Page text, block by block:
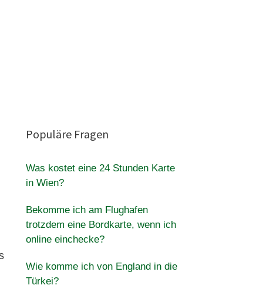
Populäre Fragen
Was kostet eine 24 Stunden Karte
in Wien?
Bekomme ich am Flughafen
trotzdem eine Bordkarte, wenn ich
online einchecke?
Wie komme ich von England in die
Türkei?